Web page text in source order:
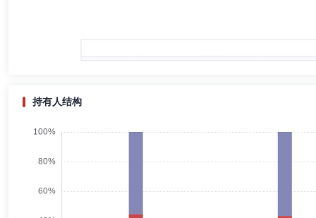
孙明霞女士：1997年7月至1998年7月在劳动部综合计划与工资司任
持有人结构